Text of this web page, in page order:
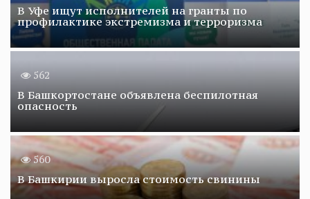
В Уфе ищут исполнителей на гранты по
профилактике экстремизма и терроризма
562
В Башкортостане объявлена беспилотная
опасность
560
В Башкирии выросла стоимость свинины